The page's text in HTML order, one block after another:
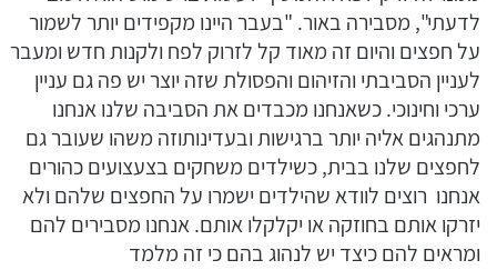
לדעתי", מסבירה באור. "בעבר היינו מקפידים יותר לשמור
על חפצים והיום זה מאוד קל לזרוק לפח ולקנות חדש ומעבר
לעניין הסביבתי והזיהום והפסולת שזה יוצר יש פה גם עניין
ערכי וחינוכי. כשאנחנו מכבדים את הסביבה שלנו אנחנו
מתנהגים אליה יותר ברגישות ובעדינותוזה משהו שעובר גם
לחפצים שלנו בבית, כשילדים משחקים בצעצועים כהורים
אנחנו רוצים לוודא שהילדים ישמרו על החפצים שלהם ולא
יזרקו אותם בחוזקה או יקלקלו אותם. אנחנו מסבירים להם
ומראים להם כיצד יש לנהוג בהם כי זה מלמד